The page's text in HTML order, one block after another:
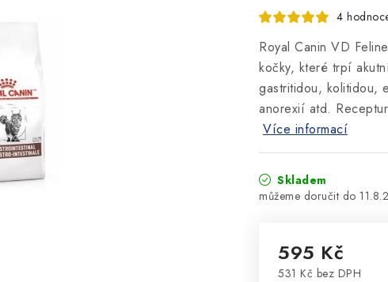
4
Royal Canin VD
kočky, které trpí
gastritidou, kolitidou,
anorexií atd.
Více informací
Skladem
595 Kč
531 Kč bez DPH